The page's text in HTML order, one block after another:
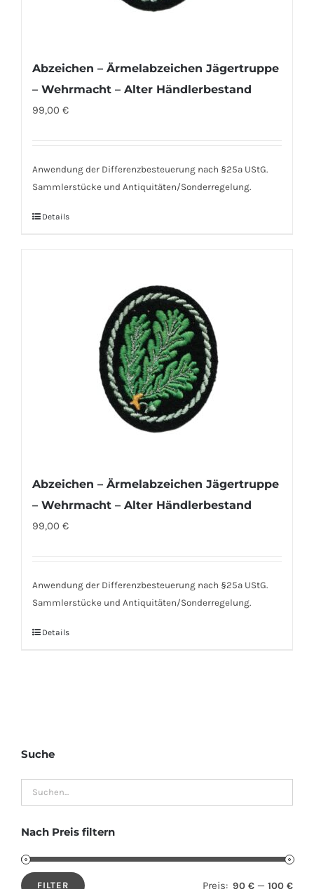
Abzeichen – Ärmelabzeichen Jägertruppe
– Wehrmacht – Alter Händlerbestand
99,00 €
Anwendung der Differenzbesteuerung nach §25a UStG.
Sammlerstücke und Antiquitäten/Sonderregelung.
Details
Abzeichen – Ärmelabzeichen Jägertruppe
– Wehrmacht – Alter Händlerbestand
99,00 €
Anwendung der Differenzbesteuerung nach §25a UStG.
Sammlerstücke und Antiquitäten/Sonderregelung.
Details
Suche
Nach Preis filtern
FILTER Preis: 90 € — 100 €